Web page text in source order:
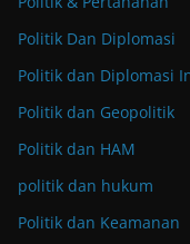
Politik Dan Diplomasi
Politik dan Diplomasi
Politik dan Geopolitik
Politik dan HAM
politik dan hukum
Politik dan Keamanan